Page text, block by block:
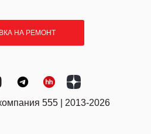
НА РЕМОНТ
555 | 2013-2026